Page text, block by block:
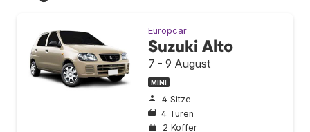
Europcar
Suzuki Alto
7 - 9 August
MINI
4 Sitze
4 Türen
2 Koffer